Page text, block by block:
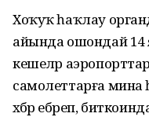
Хоҡуҡ һаҡлау
айында ошондай 14
кешеләр
самолеттарға
хәбәр ебәреп,